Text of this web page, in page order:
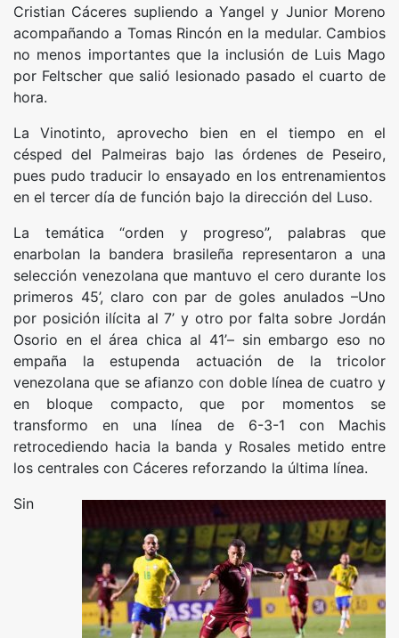
Cristian Cáceres supliendo a Yangel y Junior Moreno
acompañando a Tomas Rincón en la medular. Cambios
no menos importantes que la inclusión de Luis Mago
por Feltscher que salió lesionado pasado el cuarto de
hora.
La Vinotinto, aprovecho bien en el tiempo en el
césped del Palmeiras bajo las órdenes de Peseiro,
pues pudo traducir lo ensayado en los entrenamientos
en el tercer día de función bajo la dirección del Luso.
La temática “orden y progreso”, palabras que
enarbolan la bandera brasileña representaron a una
selección venezolana que mantuvo el cero durante los
primeros 45’, claro con par de goles anulados –Uno
por posición ilícita al 7’ y otro por falta sobre Jordán
Osorio en el área chica al 41’– sin embargo eso no
empaña la estupenda actuación de la tricolor
venezolana que se afianzo con doble línea de cuatro y
en bloque compacto, que por momentos se
transformo en una línea de 6-3-1 con Machis
retrocediendo hacia la banda y Rosales metido entre
los centrales con Cáceres reforzando la última línea.
Sin